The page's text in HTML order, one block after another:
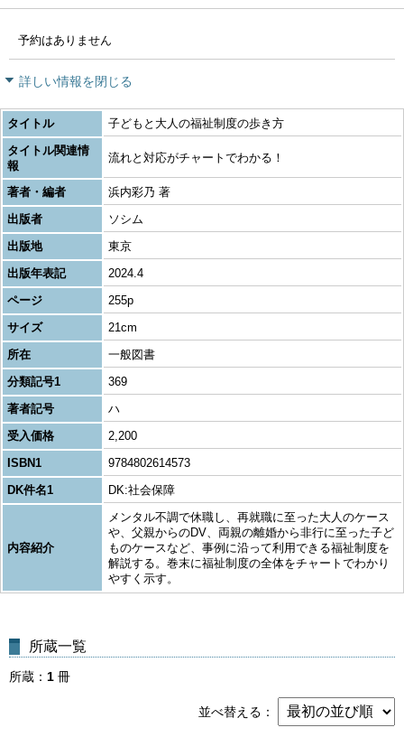
予約はありません
詳しい情報を閉じる
タイトル
子どもと大人の福祉制度の歩き方
タイトル関連情
報
流れと対応がチャートでわかる！
著者・編者
浜内彩乃 著
出版者
ソシム
出版地
東京
出版年表記
2024.4
ページ
255p
サイズ
21cm
所在
一般図書
分類記号1
369
著者記号
ハ
受入価格
2,200
ISBN1
9784802614573
DK件名1
DK:社会保障
内容紹介
メンタル不調で休職し、再就職に至った大人のケース
や、父親からのDV、両親の離婚から非行に至った子ど
ものケースなど、事例に沿って利用できる福祉制度を
解説する。巻末に福祉制度の全体をチャートでわかり
やすく示す。
所蔵一覧
所蔵 1 冊
並べ替える